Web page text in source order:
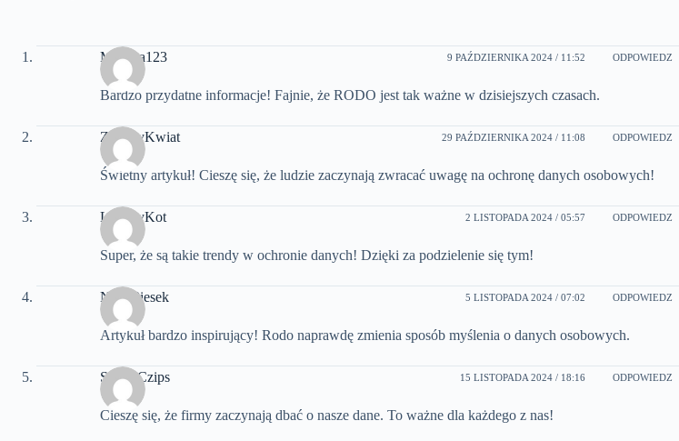
Myszka123 9 PAŹDZIERNIKA 2024 / 11:52 ODPOWIEDZ
Bardzo przydatne informacje! Fajnie, że RODO jest tak ważne w dzisiejszych czasach.
ZielonyKwiat 29 PAŹDZIERNIKA 2024 / 11:08 ODPOWIEDZ
Świetny artykuł! Cieszę się, że ludzie zaczynają zwracać uwagę na ochronę danych osobowych!
LeniwyKot 2 LISTOPADA 2024 / 05:57 ODPOWIEDZ
Super, że są takie trendy w ochronie danych! Dzięki za podzielenie się tym!
NinjaPiesek 5 LISTOPADA 2024 / 07:02 ODPOWIEDZ
Artykuł bardzo inspirujący! Rodo naprawdę zmienia sposób myślenia o danych osobowych.
SłodkiCzips 15 LISTOPADA 2024 / 18:16 ODPOWIEDZ
Cieszę się, że firmy zaczynają dbać o nasze dane. To ważne dla każdego z nas!